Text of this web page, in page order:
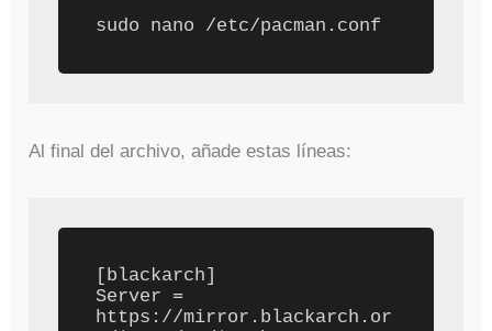
Al final del archivo, añade estas líneas:
[blackarch]
Server =
https://mirror.blackarch.or